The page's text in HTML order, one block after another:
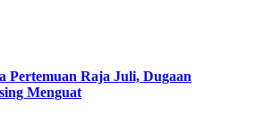
Pertemuan Raja Juli, Dugaan
Menguat